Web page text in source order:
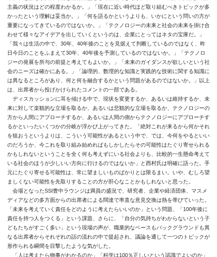
主義の状況はどの程度わかるか。」「現在に近い時代ほど取り組むべきトピックが多
かったという理解は妥当か。」「何を語るかというよりも、いかにという問いの方が
重要になってきているのではないか。」「テクノロジーの未来と社会の未来を掛け合
わせて様々なアイデアを出していくというのは、企業にとってはネタの宝庫だ。」
「我々は生活の中で、30年、40年後のことを見据えて判断しているのではなく、昨
日今日のことをふまえて30年、40年後を予測しているのではないか。」「テクノロ
ジーの発展を所与の前提と考えてもよいか。」「未来のガイダンスが欲しいという社
会のニーズは確かにある。」「論理的、数理的な知識と実践的な技術に関する知識に
は異なるところがあり、何と何を融合するかという問題があるのではないか。」以上
は、出席者から投げかけられたコメントの一部である。
ディスカッションに耳を傾ける中で、現状を変更するか、あるいは維持するか、未
来に対して楽観的な立場を取るか、あるいは悲観的な立場を取るか、テクノロジーの
方から人間にアプローチするか、あるいは人間の側からテクノロジーにアプローチす
るかといったいくつかの分岐が浮かび上がってきた。「絶対これが来るから何かそれ
を狙おうというよりは、こういう可能性があるという中で、では、今何をやるといい
のだろうか、今これを取り組み始めればもしかしたらその可能性はたぐり寄せられる
かもしれないということを全く何も考えずにいる社会よりも、比較的一生懸命考えて
いる社会のほうが少しいい方向に行けるのではないか」と西村氏は明確に語った。手
元にたぐり寄せる可能性は、常に望ましいものばかりとは限るまい。いや、むしろ望
ましくない可能性を先取りすることの方が肝心なことかもしれないと思った。
会場となったSSI豊中ラウンジは満員の盛況で、研究者、企業や経済団体、マスメ
ディアなどの多方面からの出席者による闊達で率直な意見交換は熱を帯びていった。
「未来を考えていく責任をどのように考えたらいいのか」という問題、「100年後に
責任を持つ人をつくる」という課題、さらに、「自分の気持ちがわからないという子
どもたちがすごく多い」という現場の声が、職業的なベースもバックグラウンドも異
なる出席者からそれぞれの話の流れの中で提起され、議論を通して一つのトピックが
形作られる瞬間を目撃したような気がした。
「人は考えたら物事がわかるのか」「科学は100％正しいという認識でよいのか」